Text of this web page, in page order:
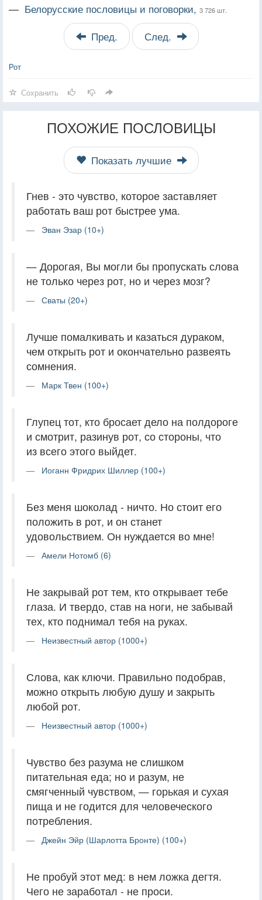
— Белорусские пословицы и поговорки, 3 726 шт.
Пред. След.
Рот
Сохранить
ПОХОЖИЕ ПОСЛОВИЦЫ
Показать лучшие
Гнев - это чувство, которое заставляет
работать ваш рот быстрее ума.
Эван Эзар (10+)
— Дорогая, Вы могли бы пропускать слова
не только через рот, но и через мозг?
Сваты (20+)
Лучше помалкивать и казаться дураком,
чем открыть рот и окончательно развеять
сомнения.
Марк Твен (100+)
Глупец тот, кто бросает дело на полдороге
и смотрит, разинув рот, со стороны, что
из всего этого выйдет.
Иоганн Фридрих Шиллер (100+)
Без меня шоколад - ничто. Но стоит его
положить в рот, и он станет
удовольствием. Он нуждается во мне!
Амели Нотомб (6)
Не закрывай рот тем, кто открывает тебе
глаза. И твердо, став на ноги, не забывай
тех, кто поднимал тебя на руках.
Неизвестный автор (1000+)
Слова, как ключи. Правильно подобрав,
можно открыть любую душу и закрыть
любой рот.
Неизвестный автор (1000+)
Чувство без разума не слишком
питательная еда; но и разум, не
смягченный чувством, — горькая и сухая
пища и не годится для человеческого
потребления.
Джейн Эйр (Шарлотта Бронте) (100+)
Не пробуй этот мед: в нем ложка дегтя.
Чего не заработал - не проси.